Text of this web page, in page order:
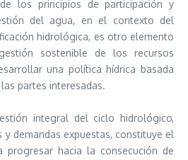
los principios de participación y
del agua, en el contexto del
hidrológica, es otro elemento
sostenible de los recursos
una política hídrica basada
partes interesadas.
integral del ciclo hidrológico,
demandas expuestas, constituye el
progresar hacia la consecución de